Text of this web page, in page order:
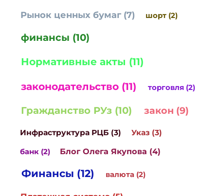
Рынок ценных бумаг (7) шорт (2)
финансы (10)
Нормативные акты (11)
законодательство (11) торговля (2)
Гражданство РУз (10) закон (9)
Инфраструктура РЦБ (3) Указ (3)
банк (2) Блог Олега Якупова (4)
Финансы (12) валюта (2)